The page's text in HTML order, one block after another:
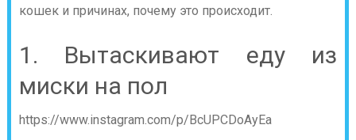
кошек и причинах, почему это происходит.
1. Вытаскивают еду из
миски на пол
https://www.instagram.com/p/BcUPCDoAyEa